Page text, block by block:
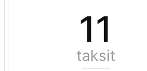
11
taksit